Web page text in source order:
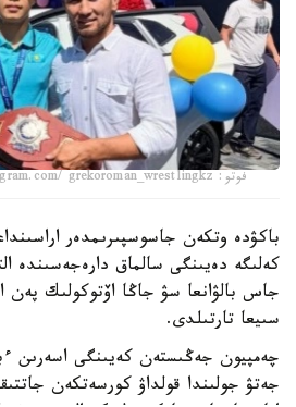
فوتو: instagram.com/ grekoroman_wrestlingkz
كەلىگە دەيىنگى سالماق دارەجەسىندە
جاس بالۋانعا سۋ جاڭا اۆتوكولىك پەن
سىيعا تارتىلدى.
چەمپيون جەڭىستەن كەيىنگى اسەرىن
جەتۋ جولىندا قولداۋ كورسەتكەن